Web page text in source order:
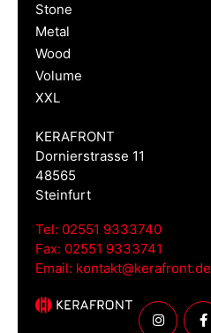
Stone
Metal
Wood
Volume
XXL
KERAFRONT
Dornierstrasse 11
48565
Steinfurt
Tel: 02551 9333740
Fax: 02551 9333741
Email: kontakt@kerafront.de